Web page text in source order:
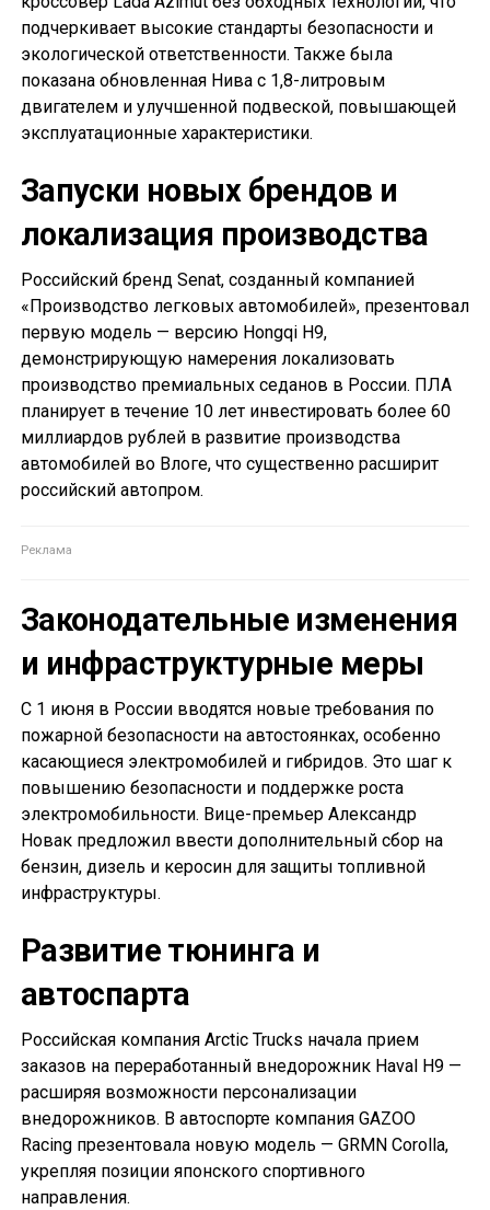
подчеркивает высокие стандарты безопасности и
экологической ответственности. Также была
показана обновленная Нива с 1,8-литровым
двигателем и улучшенной подвеской, повышающей
эксплуатационные характеристики.
Запуски новых брендов и
локализация производства
Российский бренд Senat, созданный компанией
«Производство легковых автомобилей», презентовал
первую модель — версию Hongqi H9,
демонстрирующую намерения локализовать
производство премиальных седанов в России. ПЛА
планирует в течение 10 лет инвестировать более 60
миллиардов рублей в развитие производства
автомобилей во Влоге, что существенно расширит
российский автопром.
Законодательные изменения
и инфраструктурные меры
С 1 июня в России вводятся новые требования по
пожарной безопасности на автостоянках, особенно
касающиеся электромобилей и гибридов. Это шаг к
повышению безопасности и поддержке роста
электромобильности. Вице-премьер Александр
Новак предложил ввести дополнительный сбор на
бензин, дизель и керосин для защиты топливной
инфраструктуры.
Развитие тюнинга и
автоспарта
Российская компания Arctic Trucks начала прием
заказов на переработанный внедорожник Haval H9 —
расширяя возможности персонализации
внедорожников. В автоспорте компания GAZOO
Racing презентовала новую модель — GRMN Corolla,
укрепляя позиции японского спортивного
направления.